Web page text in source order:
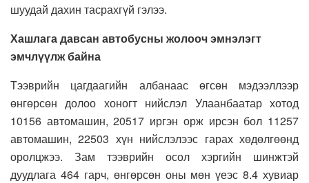
шуудай дахин тасрахгүй гэлээ.
Хашлага давсан автобусны жолооч эмнэлэгт
эмчлүүлж байна
Тээврийн цагдаагийн албанаас өгсөн мэдээллээр
өнгөрсөн долоо хоногт нийслэл Улаанбаатар хотод
10156 автомашин, 20517 иргэн орж ирсэн бол 11257
автомашин, 22503 хүн нийслэлээс гарах хөдөлгөөнд
оролцжээ. Зам тээврийн осол хэргийн шинжтэй
дуудлага 464 гарч, өнгөрсөн оны мөн үеэс 8.4 хувиар